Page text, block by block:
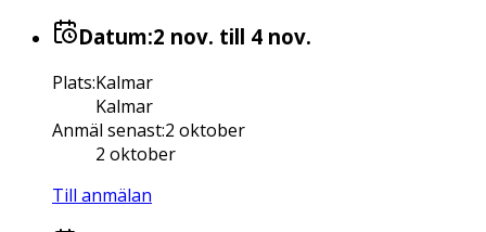
Datum:2 nov. till 4 nov.
Plats:Kalmar
Kalmar
Anmäl senast:2 oktober
2 oktober
Till anmälan